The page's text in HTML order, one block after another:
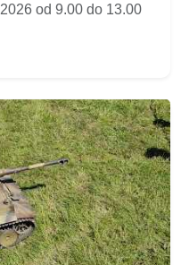
od 9.00 do 13.00